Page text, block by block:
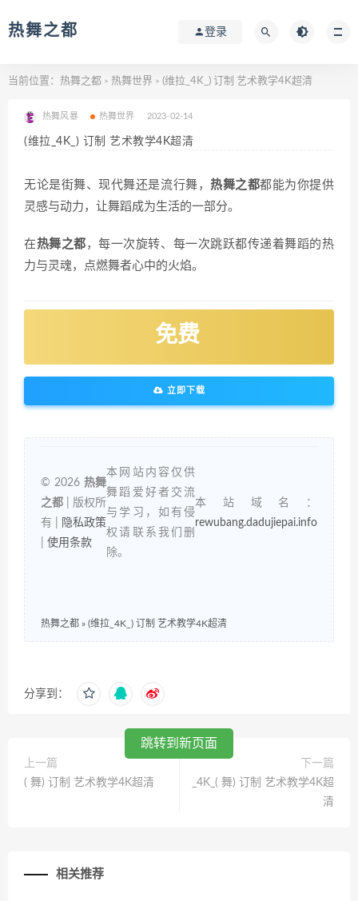
热舞之都 登录
当前位置： 热舞之都 > 热舞世界 > (维拉_4K_) 订制 艺术教学4K超清
热舞风暴 热舞世界 2023-02-14
(维拉_4K_) 订制 艺术教学4K超清
无论是街舞、现代舞还是流行舞，热舞之都都能为你提供
灵感与动力，让舞蹈成为生活的一部分。
在热舞之都 ，每一次旋转、每一次跳跃都传递着舞蹈的热
力与灵魂，点燃舞者心中的火焰。
免费
立即下载
© 2026 热舞
之都 | 版权所
有 |
隐私政策
使用条款
本网站内容仅供
舞蹈爱好者交流
与学习，如有侵
权请联系我们删
除。
本站域名：
rewubang.dadujiepai.info
热舞之都 » (维拉_4K_) 订制 艺术教学4K超清
分享到：
上一篇
( 舞) 订制 艺术教学4K超清
下一篇
_4K_( 舞) 订制 艺术教学4K超
清
相关推荐
跳转到新页面